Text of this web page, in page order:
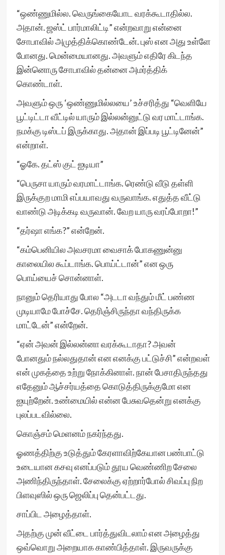
“ஒண்ணுமில்ல. வெருங்கையோட வரக்கூடாதில்ல.
அதான். ஜஸ்ட் பார்மாலிட்டி” என்றவாறு என்னை
சோபாவில் அமுத்திக்கொண்டேன். புஸ் என அது உள்ளே
போனது. மென்மையானது. அவளும் எதிரே கிடந்த
இன்னொரு சோபாவில் தன்னை அமர்த்திக்
கொண்டாள்.
அவளும் ஒரு ‘ஒண்ணுமில்லயை’ உச்சரித்து “வெளியே
பூட்டிட்டா வீட்டில் யாரும் இல்லன்னுட்டு வர மாட்டாங்க.
நமக்கு டிஸ்டப் இருக்காது. அதான் இப்படி பூட்டினேன்”
என்றாள்.
“ஓகே. தட்ஸ் குட் ஐடியா”
“பெருசா யாரும் வரமாட்டாங்க. ரெண்டு வீடு தள்ளி
இருக்குற மாமி எப்பயாவது வருவாங்க. எதுத்த வீட்டு
வாண்டு அடிக்கடி வருவான். வேற யாரு வரப்போறா!”
“தர்ஷா எங்க?” என்றேன்.
“கம்பெனியில அவசரமா வைசாக் போகணுன்னு
காலையில கூப்டாங்க. பொய்ட்டான்” என ஒரு
பொய்யைச் சொன்னாள்.
நானும் தெரியாது போல “அடடா வந்தும் மீட் பண்ண
முடியாமே போச்சே. தெரிஞ்சிருந்தா வந்திருக்க
மாட்டேன்” என்றேன்.
“ஏன் அவன் இல்லன்னா வரக்கூடாதா? அவன்
போனதும் நல்லதுதான் என எனக்கு பட்டுச்சி” என்றவள்
என் முகத்தை உற்று நோக்கினாள். நான் பேசாதிருந்தது
எதேனும் ஆச்சர்யத்தை கொடுத்திருக்குமோ என
ஐயுற்றேன். உண்மையில் என்ன பேசுவதென்று எனக்கு
புலப்படவில்லை.
கொஞ்சம் மெளனம் நகர்ந்தது.
ஓணத்திற்கு உடுத்தும் கேரளாவிற்கேயான பண்பாட்டு
உடையான கசவு எனப்படும் தூய வெண்ணிற சேலை
அணிந்திருந்தாள். சேலைக்கு ஏற்றார்போல் சிவப்பு நிற
பிளவுஸில் ஒரு ஜெலிப்பு தென்பட்டது.
சாப்பிட அழைத்தாள்.
அதற்கு முன் வீட்டை பார்த்துவிடலாம் என அழைத்து
ஒவ்வொறு அறையாக காண்பித்தாள். இருவருக்கு